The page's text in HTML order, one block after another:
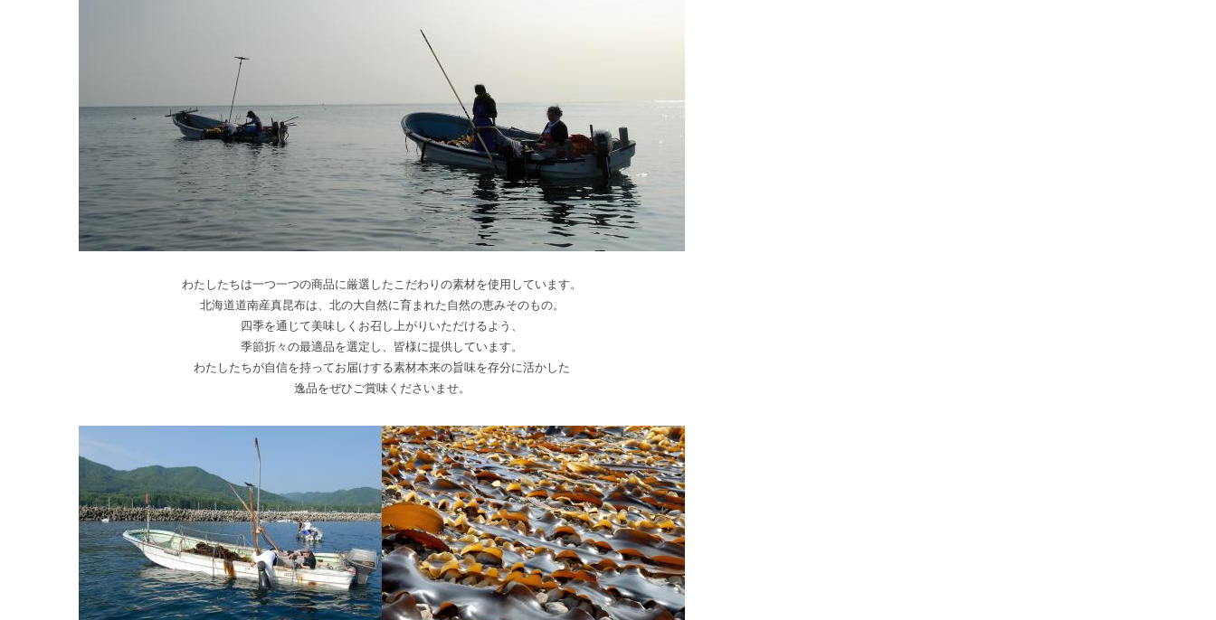
わたしたちは一つ一つの商品に厳選したこだわりの素材を使用しています。
北海道道南産真昆布は、北の大自然に育まれた自然の恵みそのもの。
四季を通じて美味しくお召し上がりいただけるよう、
季節折々の最適品を選定し、皆様に提供しています。
わたしたちが自信を持ってお届けする素材本来の旨味を存分に活かした
逸品をぜひご賞味くださいませ。